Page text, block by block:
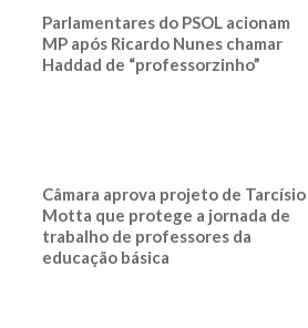
Parlamentares do PSOL acionam
MP após Ricardo Nunes chamar
Haddad de “professorzinho”
Câmara aprova projeto de Tarcísio
Motta que protege a jornada de
trabalho de professores da
educação básica